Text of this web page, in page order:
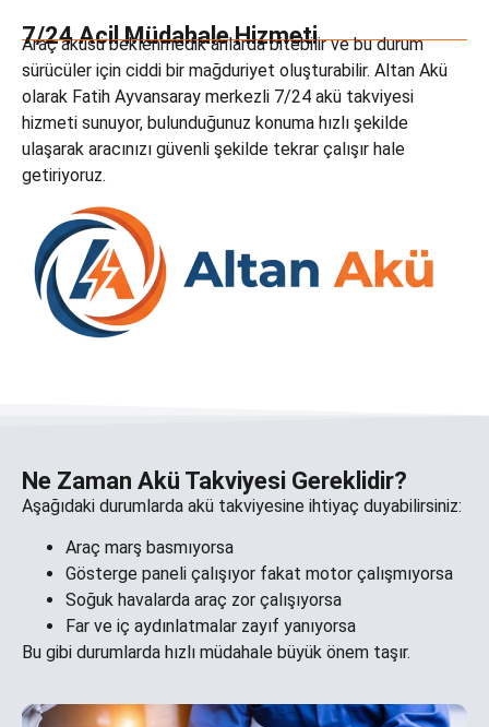
7/24 Acil Müdahale Hizmeti
Araç aküsü beklenmedik anlarda bitebilir ve bu durum
sürücüler için ciddi bir mağduriyet oluşturabilir. Altan Akü
olarak Fatih Ayvansaray merkezli 7/24 akü takviyesi
hizmeti sunuyor, bulunduğunuz konuma hızlı şekilde
ulaşarak aracınızı güvenli şekilde tekrar çalışır hale
getiriyoruz.
Ne Zaman Akü Takviyesi Gereklidir?
Aşağıdaki durumlarda akü takviyesine ihtiyaç duyabilirsiniz:
Araç marş basmıyorsa
Gösterge paneli çalışıyor fakat motor çalışmıyorsa
Soğuk havalarda araç zor çalışıyorsa
Far ve iç aydınlatmalar zayıf yanıyorsa
Bu gibi durumlarda hızlı müdahale büyük önem taşır.